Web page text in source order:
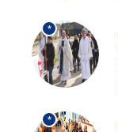
*
*